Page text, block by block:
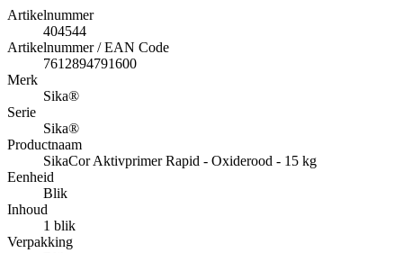
Artikelnummer
404544
Artikelnummer / EAN Code
7612894791600
Merk
Sika®
Serie
Sika®
Productnaam
SikaCor Aktivprimer Rapid - Oxiderood - 15 kg
Eenheid
Blik
Inhoud
1 blik
Verpakking